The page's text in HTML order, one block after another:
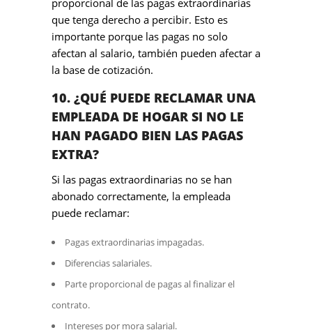
proporcional de las pagas extraordinarias
que tenga derecho a percibir. Esto es
importante porque las pagas no solo
afectan al salario, también pueden afectar a
la base de cotización.
10. ¿QUÉ PUEDE RECLAMAR UNA
EMPLEADA DE HOGAR SI NO LE
HAN PAGADO BIEN LAS PAGAS
EXTRA?
Si las pagas extraordinarias no se han
abonado correctamente, la empleada
puede reclamar:
Pagas extraordinarias impagadas.
Diferencias salariales.
Parte proporcional de pagas al finalizar el
contrato.
Intereses por mora salarial.